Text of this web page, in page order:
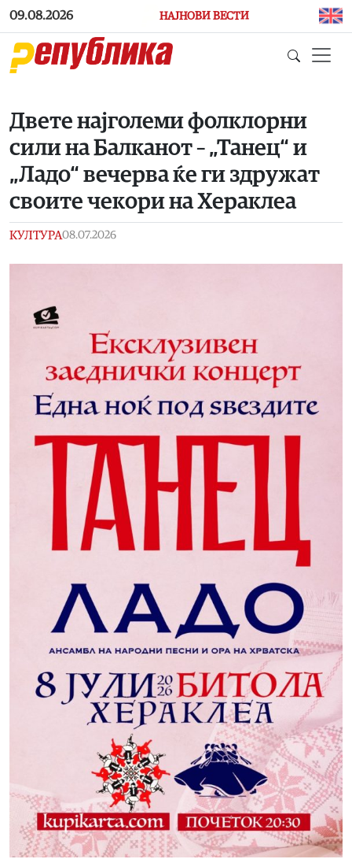
Skip to main content
09.08.2026 НАЈНОВИ ВЕСТИ
Двете најголеми фолклорни
сили на Балканот – „Танец“ и
„Ладо“ вечерва ќе ги здружат
своите чекори на Хераклеа
КУЛТУРА08.07.2026